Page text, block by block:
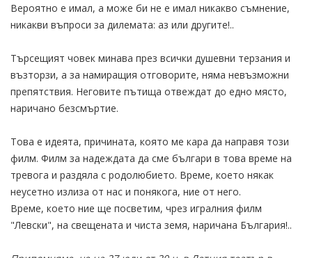
Вероятно е имал, а може би не е имал никакво съмнение,
никакви въпроси за дилемата: аз или другите!..
Търсещият човек минава през всички душевни терзания и
възторзи, а за намиращия отговорите, няма невъзможни
препятствия. Неговите пътища отвеждат до едно място,
наричано безсмъртие.
Това е идеята, причината, която ме кара да направя този
филм. Филм за надеждата да сме българи в това време на
тревога и раздяла с родолюбието. Време, което някак
неусетно излиза от нас и понякога, ние от него.
Време, което ние ще посветим, чрез игралния филм
"Левски", на свещената и чиста земя, наричана България!..